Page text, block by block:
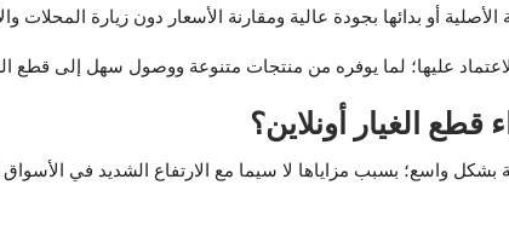
أو بدائها بجودة عالية ومقارنة الأسعار دون زيارة المحلات
عليها؛ لما يوفره من منتجات متنوعة ووصول سهل إلى قطع
الغيار أونلاين؟
بشكل واسع؛ بسبب مزاياها لا سيما مع الارتفاع الشديد في الأسواق